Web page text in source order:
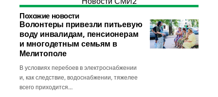
Похожие новости
Волонтеры привезли питьевую
воду инвалидам, пенсионерам
и многодетным семьям в
Мелитополе
В условиях перебоев в электроснабжении
и, как следствие, водоснабжении, тяжелее
всего приходится…